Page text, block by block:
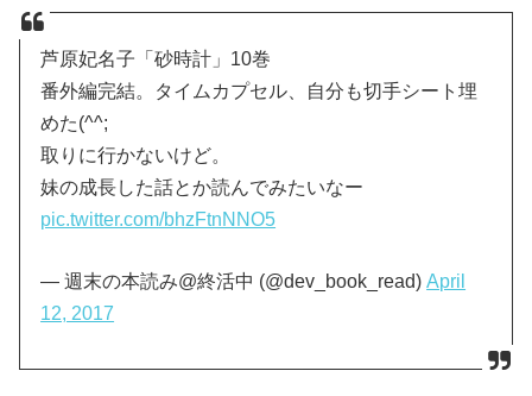
芦原妃名子「砂時計」10巻
番外編完結。タイムカプセル、自分も切手シート埋
めた(^^;
取りに行かないけど。
妹の成長した話とか読んでみたいなー
pic.twitter.com/bhzFtnNNO5
— 週末の本読み@終活中 (@dev_book_read)April
12, 2017